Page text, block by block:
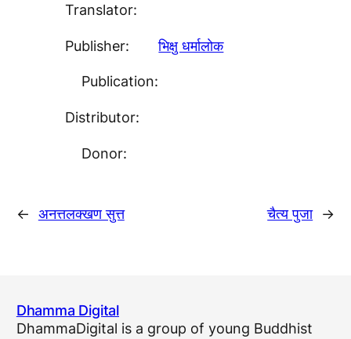
Translator:
Publisher: भिक्षु धर्मालाेक
Publication:
Distributor:
Donor:
← अनत्तलक्खण सुत्त चैत्य पुजा →
Dhamma Digital
DhammaDigital is a group of young Buddhist